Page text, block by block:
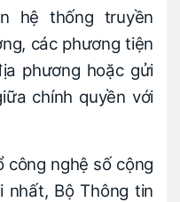
hệ thống truyền
các phương tiện
phương hoặc gửi
chính quyền với
công nghệ số cộng
nhất, Bộ Thông tin